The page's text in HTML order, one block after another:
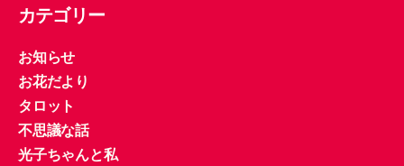
カテゴリー
お知らせ
お花だより
タロット
不思議な話
光子ちゃんと私